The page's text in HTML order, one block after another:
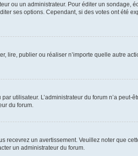
ou un administrateur. Pour éditer un
ses options. Cependant, si des votes ont été
lire, publier ou réaliser n’importe quelle autre
utilisateur. L’administrateur du forum n’a
du forum.
un avertissement. Veuillez noter que
un administrateur du forum.